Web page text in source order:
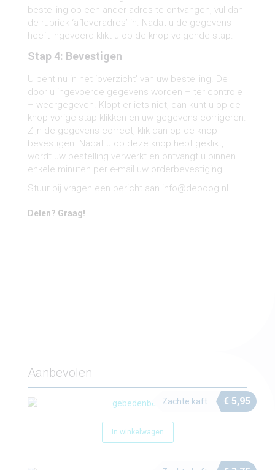
bestelling op een ander adres te ontvangen, vul dan
de rubriek ‘afleveradres’ in. Nadat u de gegevens
heeft ingevoerd klikt u op de knop volgende stap.
Stap 4: Bevestigen
U bent nu in het ‘overzicht’ van uw bestelling. De
door u ingevoerde gegevens worden – ter controle
– weergegeven. Klopt er iets niet, dan kunt u op de
knop vorige stap klikken en uw gegevens corrigeren.
Zijn de gegevens correct, klik dan op de knop
bevestigen. Nadat u op deze knop hebt geklikt,
wordt uw bestelling verwerkt en ontvangt u binnen
enkele minuten per e-mail uw orderbevestiging.
Stuur bij vragen een bericht aan info@deboog.nl
Delen? Graag!
Aanbevolen
€ 5,95
Zachte kaft
In winkelwagen